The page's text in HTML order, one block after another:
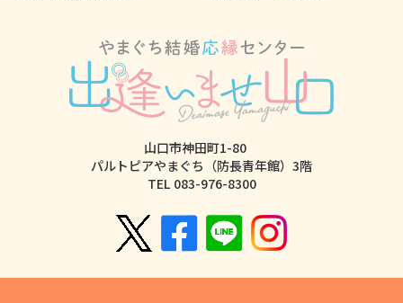
山口市神田町1-80
パルトピアやまぐち（防長青年館）3階
TEL 083-976-8300